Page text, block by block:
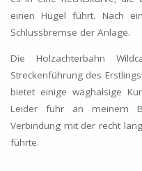
einen Hügel führt. Nach
Schlussbremse der Anlage.
Die Holzachterbahn
Streckenführung des
bietet einige waghalsige
Leider fuhr an meinem
Verbindung mit der recht
führte.